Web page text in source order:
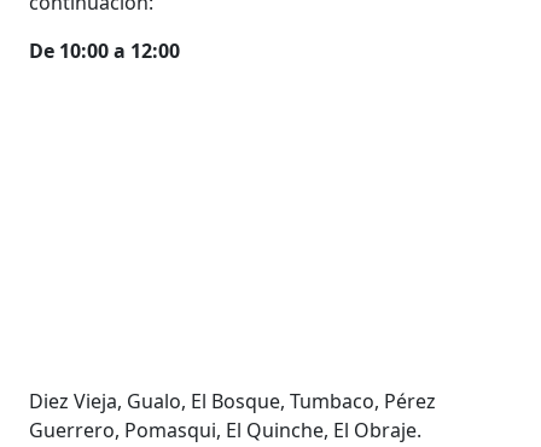
De 10:00 a 12:00
Diez Vieja, Gualo, El Bosque, Tumbaco, Pérez
Guerrero, Pomasqui, El Quinche, El Obraje.